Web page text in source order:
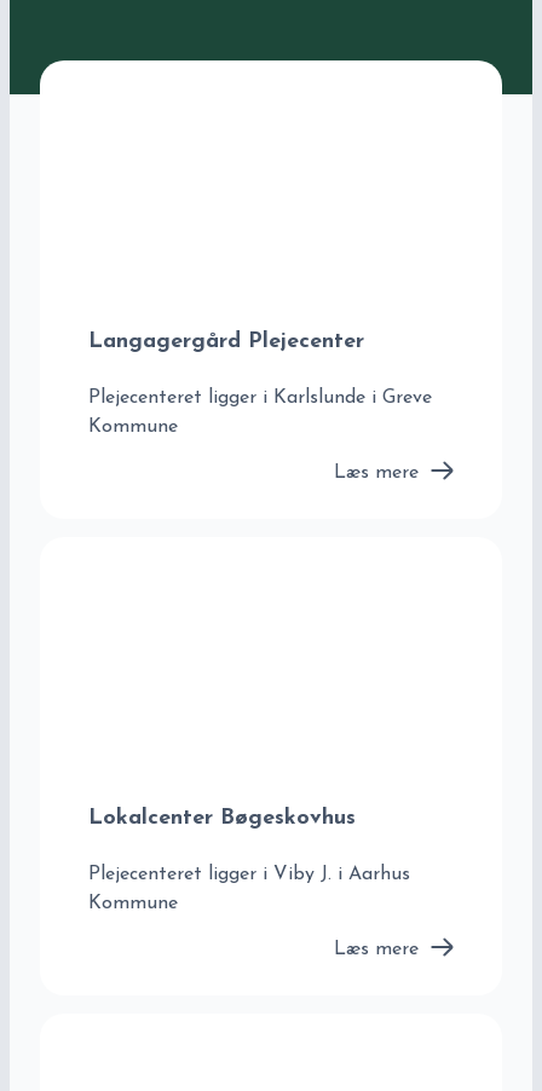
Langagergård Plejecenter
Plejecenteret ligger i Karlslunde i Greve
Kommune
Læs mere
Lokalcenter Bøgeskovhus
Plejecenteret ligger i Viby J. i Aarhus
Kommune
Læs mere